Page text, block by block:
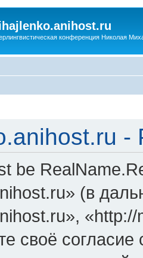
конференция Николая
-
be
(в
своё